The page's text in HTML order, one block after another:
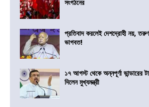
সংগঠনের
প্রতিবাদ করলেই দেশদ্রোহী নয়,
ভাগবত!
১৭ আগস্ট থেকে অন্নপূর্ণা ভান্ডারের
দিলেন মুখ্যমন্ত্রী